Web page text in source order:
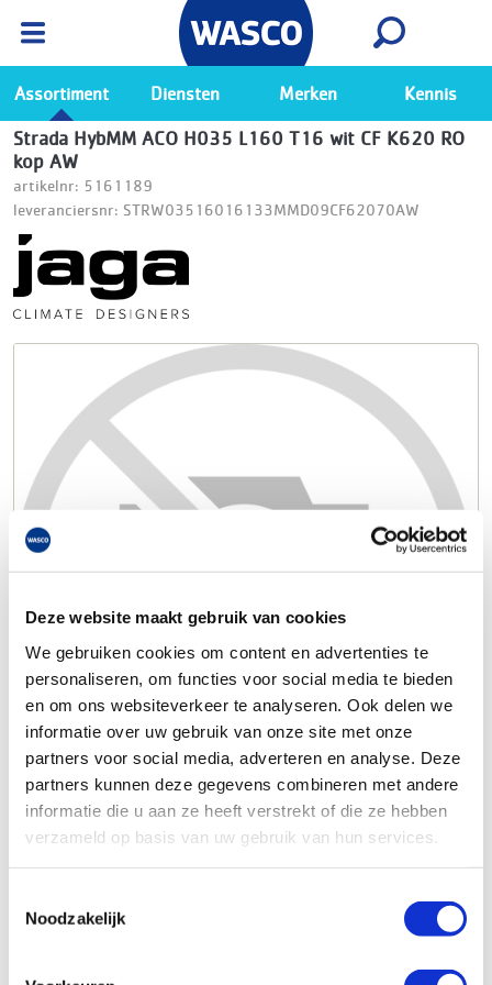
Deze website maakt gebruik van cookies
We gebruiken cookies om content en advertenties te
personaliseren, om functies voor social media te bieden
en om ons websiteverkeer te analyseren. Ook delen we
informatie over uw gebruik van onze site met onze
partners voor social media, adverteren en analyse. Deze
partners kunnen deze gegevens combineren met andere
informatie die u aan ze heeft verstrekt of die ze hebben
verzameld op basis van uw gebruik van hun services.
Noodzakelijk
Ga naar de Wasco app
Bekijk
Assortiment Diensten Merken Kennis
Strada HybMM ACO H035 L160 T16 wit CF K620 RO
kop AW
artikelnr: 5161189
leveranciersnr: STRW03516016133MMD09CF62070AW